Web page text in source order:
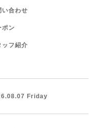
い合わせ
ポン
ッフ紹介
Friday